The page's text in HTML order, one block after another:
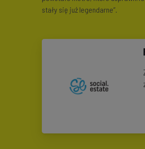
stały się już legendarne”.